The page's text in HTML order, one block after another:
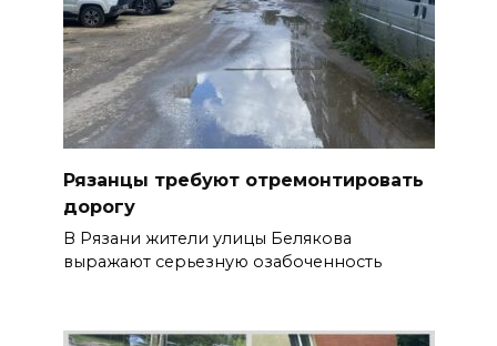
Рязанцы требуют отремонтировать
дорогу
В Рязани жители улицы Белякова
выражают серьезную озабоченность